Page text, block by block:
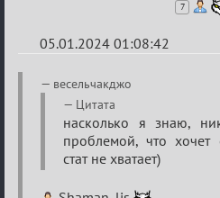
7
05.01.2024 01:08:42
Re:
Сумрак
нововведения
весельчакджо
Цитата
насколько я знаю,
проблемой, что хочет
стат не хватает)